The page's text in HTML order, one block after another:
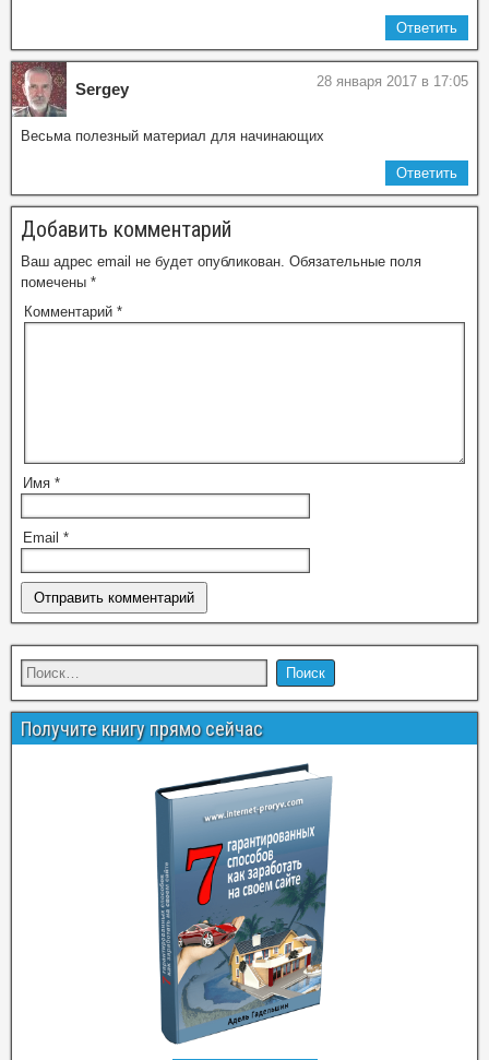
Ответить
Sergey 28 января 2017 в 17:05
Весьма полезный материал для начинающих
Ответить
Добавить комментарий
Ваш адрес email не будет опубликован. Обязательные поля
помечены *
Комментарий *
Имя *
Email *
Получите книгу прямо сейчас